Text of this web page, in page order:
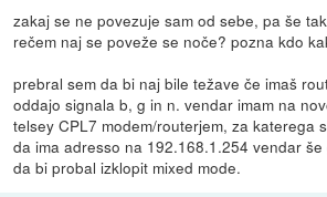
zakaj se ne povezuje sam od sebe, pa še
rečem naj se poveže se noče? pozna kdo
prebral sem da bi naj bile težave če imaš
oddajo signala b, g in n. vendar imam na
telsey CPL7 modem/routerjem, za katerega
da ima adresso na 192.168.1.254 vendar
da bi probal izklopit mixed mode.